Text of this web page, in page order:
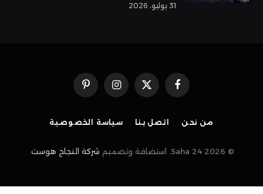
31 يوليو، 2026
فيسبوكX
(Twitter)
الانستغرامبينتيريست
من نحن اتصل بنا سياسة الخصوصية
© 2026 Saha 24. استضافة وتصميم شركة النجاح هوست